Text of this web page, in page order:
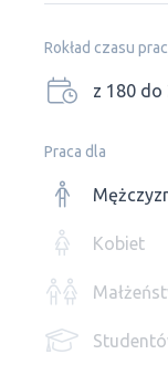
Rokład czasu
z 180 do
Praca dla
Kobiet